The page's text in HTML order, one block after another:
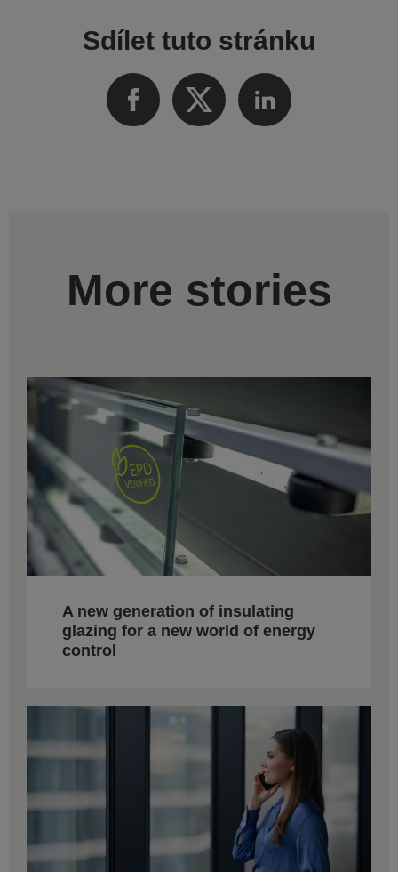
Sdílet tuto stránku
More stories
A new generation of insulating
glazing for a new world of energy
control